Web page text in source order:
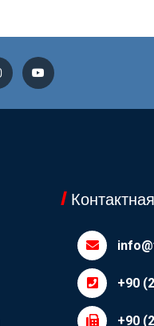
+90
+90